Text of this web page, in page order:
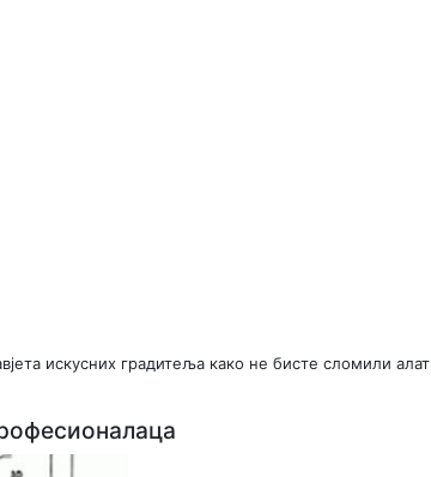
искусних градитеља како не бисте сломили алат